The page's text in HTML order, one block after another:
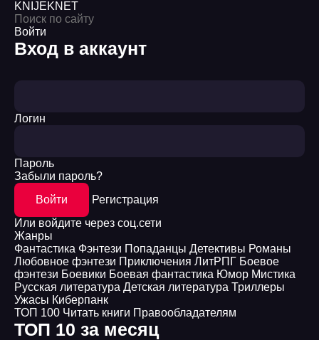
KNIJEKNET
Войти
Вход в аккаунт
Логин
Пароль
Забыли пароль?
Войти
Регистрация
Или войдите через соц.сети
Жанры
Фантастика Фэнтези Попаданцы Детективы Романы
Любовное фэнтези Приключения ЛитРПГ Боевое
фэнтези Боевики Боевая фантастика Юмор Мистика
Русская литература Детская литература Триллеры
Ужасы Киберпанк
ТОП 100 Читать книги Правообладателям
ТОП 10 за месяц